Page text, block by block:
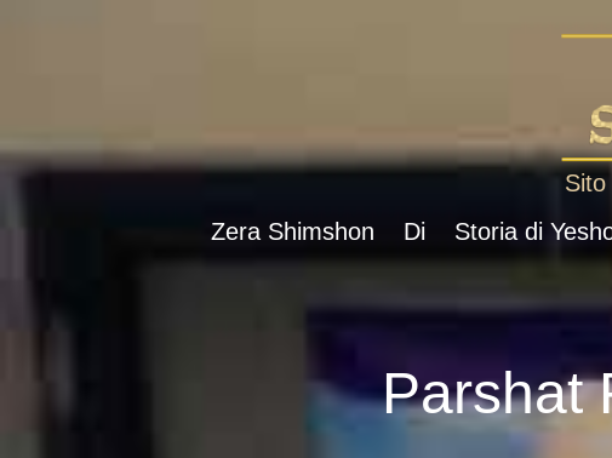
Zera Shimshon
Di Storia di